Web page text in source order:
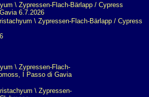
\ Zypressen-Flach-Bärlapp / Cypress
\ Zypressen-